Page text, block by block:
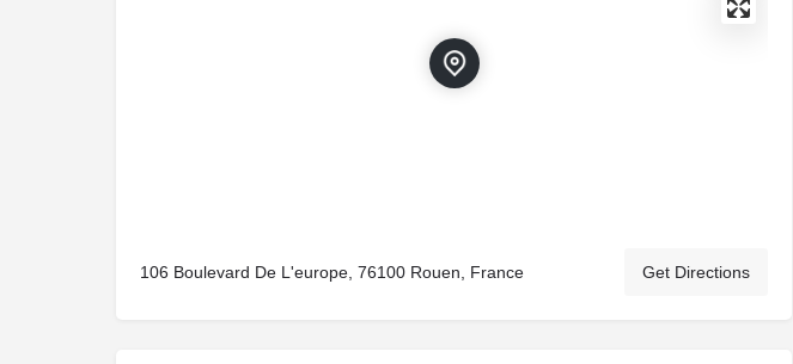
106 Boulevard De L'europe, 76100 Rouen, France Get Directions